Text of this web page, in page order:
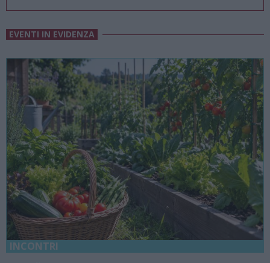
EVENTI IN EVIDENZA
18 Luglio 2026 - 15 Agosto 2026